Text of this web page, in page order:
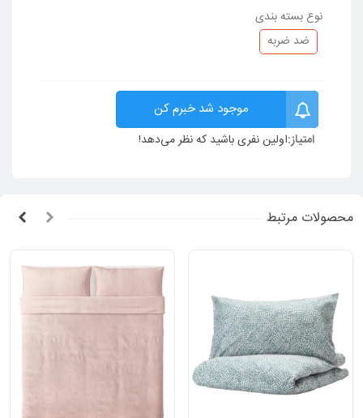
نوع بسته بندی
ضد ضربه
موجود شد خبرم کن
امتیاز:اولین نفری باشید که نظر می‌دهد!
محصولات مرتبط